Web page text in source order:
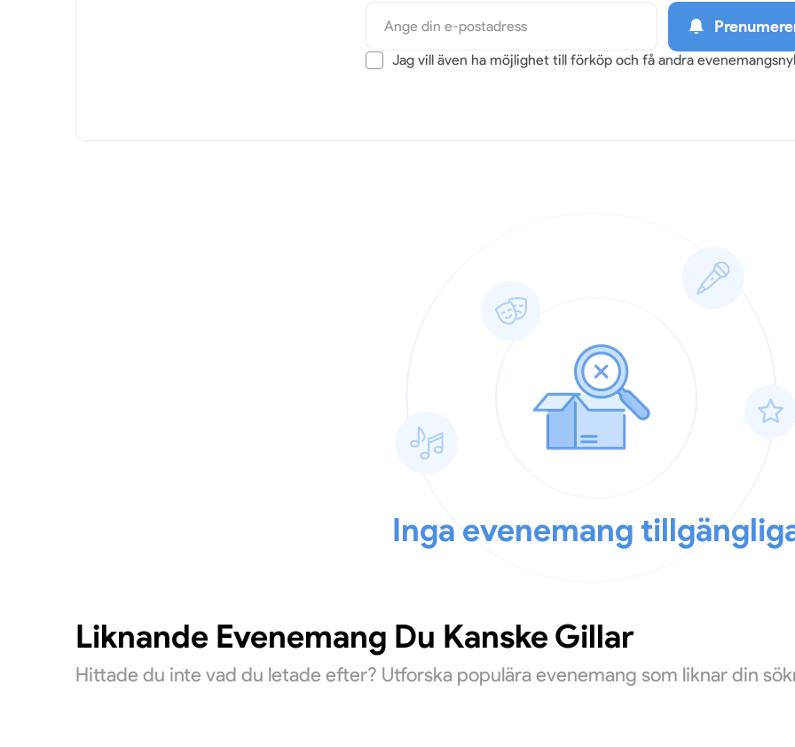
Jag vill även ha möjlighet till förköp och få andra
Inga evenemang
Liknande Evenemang Du Kanske Gillar
Hittade du inte vad du letade efter? Utforska populära evenemang som liknar din